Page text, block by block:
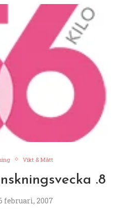
Vikt & Mått
.8
februari, 2007